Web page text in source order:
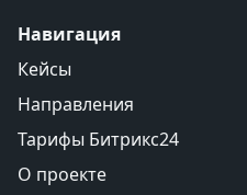
Навигация
Кейсы
Направления
Тарифы Битрикс24
О проекте